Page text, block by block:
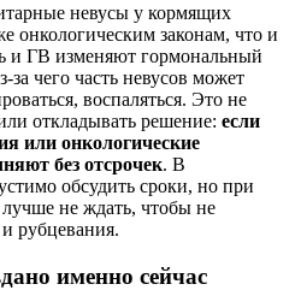
невусы у кормящих
онкологическим законам, что и
и ГВ изменяют гормональный
чего часть невусов может
воспаляться. Это не
откладывать решение: если
или онкологические
без отсрочек. В
обсудить сроки, но при
не ждать, чтобы не
рубцевания.
именно сейчас